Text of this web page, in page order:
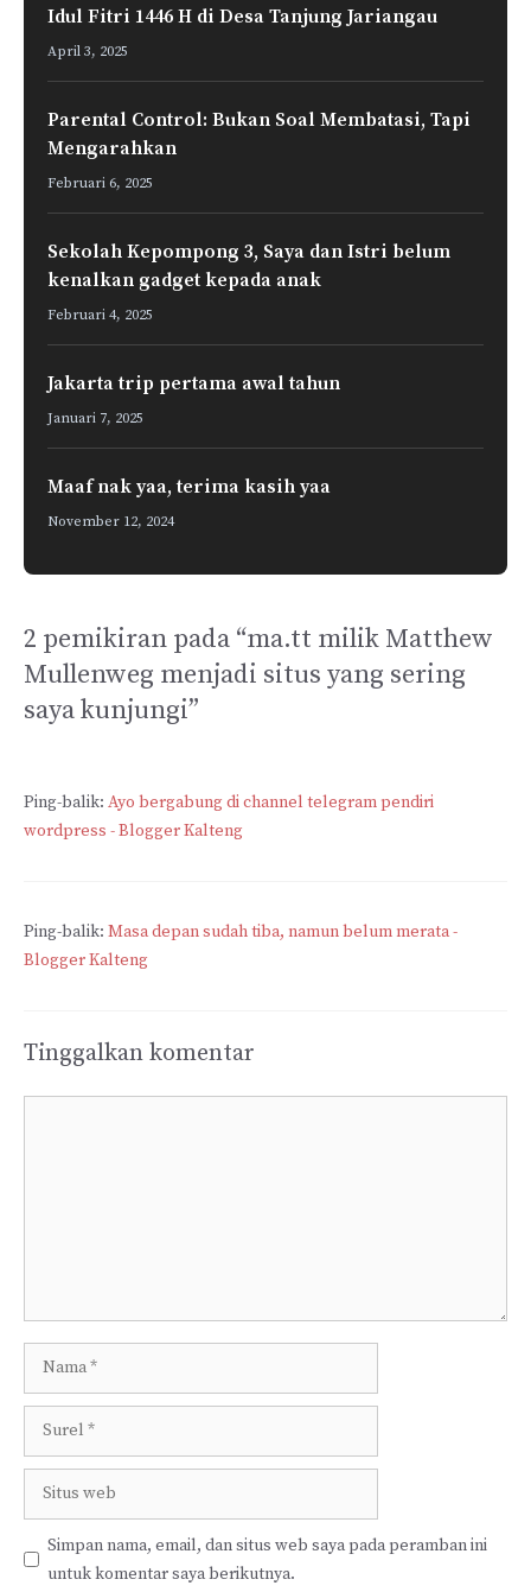
Idul Fitri 1446 H di Desa Tanjung Jariangau
April 3, 2025
Parental Control: Bukan Soal Membatasi, Tapi
Mengarahkan
Februari 6, 2025
Sekolah Kepompong 3, Saya dan Istri belum
kenalkan gadget kepada anak
Februari 4, 2025
Jakarta trip pertama awal tahun
Januari 7, 2025
Maaf nak yaa, terima kasih yaa
November 12, 2024
2 pemikiran pada “ma.tt milik Matthew
Mullenweg menjadi situs yang sering
saya kunjungi”
Ping-balik: Ayo bergabung di channel telegram pendiri
wordpress - Blogger Kalteng
Ping-balik: Masa depan sudah tiba, namun belum merata -
Blogger Kalteng
Tinggalkan komentar
Nama
Surel
Situs
Simpan nama, email, dan situs web saya pada peramban ini
untuk komentar saya berikutnya.